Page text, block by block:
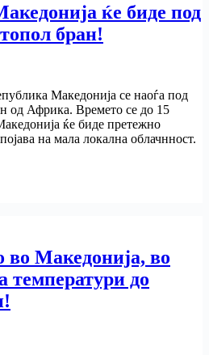
ќе биде под
бран!
Македонија се наоѓа под
од Африка. Времето се до 15
ќе биде претежно
на мала локална облачнност.
во Македонија, во
температури до